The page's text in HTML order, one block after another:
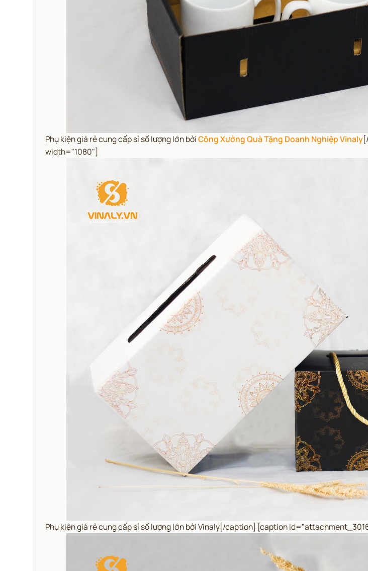
Phụ kiện giá rẻ cung cấp sỉ số lượng lớn bởiCông Xưởng Quà Tặng Doanh Nghiệp Vinaly
width="1080"]
Phụ kiện giá rẻ cung cấp sỉ số lượng lớn bởi Vinaly[/caption] [caption